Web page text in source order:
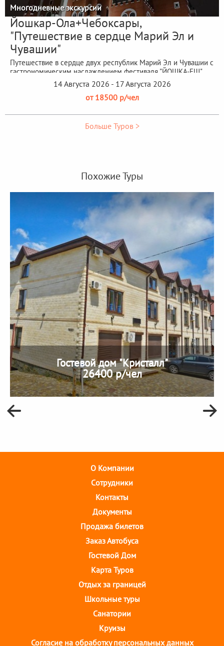
Многодневные экскурсии
Йошкар-Ола+Чебоксары,
"Путешествие в сердце Марий Эл и
Чувашии"
Путешествие в сердце двух республик Марий Эл и Чувашии с
гастрономическим наслаждением фестиваля "ЙОШКА-ЕШ"
14 Августа 2026 - 17 Августа 2026
от 18500 р/чел
Больше Туров >
Похожие Туры
Гостевой дом "Кристалл"
26400 р/чел
О Компании
Cотрудники
Контакты
Документы
Продажа билетов
Заказ Автобуса
Гостевой Дом
Карта Туров
Отдых за границей
Школьные туры
Санатории
Круизы
Согласие на обработку персональных данных